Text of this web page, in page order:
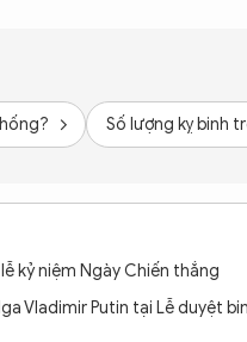
Số lượng kỵ binh
kỷ niệm Ngày Chiến thắng
Vladimir Putin tại Lễ duyệt